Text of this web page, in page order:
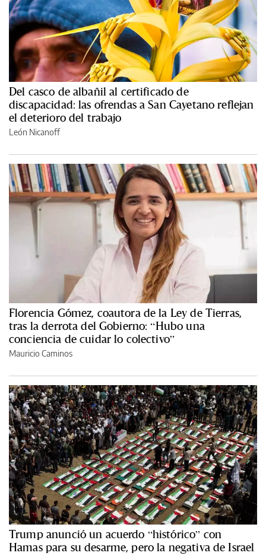
Del casco de albañil al certificado de
discapacidad: las ofrendas a San Cayetano reflejan
el deterioro del trabajo
León Nicanoff
Florencia Gómez, coautora de la Ley de Tierras,
tras la derrota del Gobierno: “Hubo una
conciencia de cuidar lo colectivo”
Mauricio Caminos
Trump anunció un acuerdo “histórico” con
Hamas para su desarme, pero la negativa de Israel